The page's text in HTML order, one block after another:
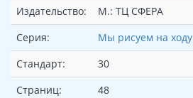
Издательство:
М.: ТЦ СФЕРА
Серия:
Мы рисуем на ходу
Стандарт:
30
Страниц:
48